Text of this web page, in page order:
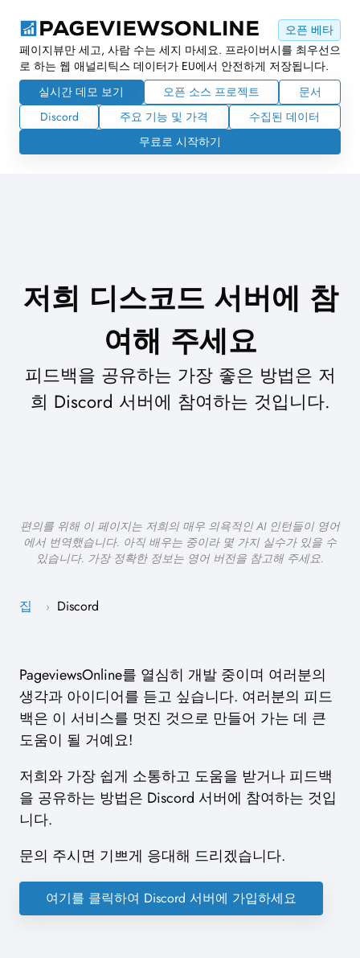
오픈 베타
페이지뷰만 세고, 사람 수는 세지 마세요. 프라이버시를 최우선으
로 하는 웹 애널리틱스 데이터가 EU에서 안전하게 저장됩니다.
실시간 데모 보기
오픈 소스 프로젝트
문서
Discord
주요 기능 및 가격
수집된 데이터
무료로 시작하기
저희 디스코드 서버에 참
여해 주세요
피드백을 공유하는 가장 좋은 방법은 저
희 Discord 서버에 참여하는 것입니다.
편의를 위해 이 페이지는 저희의 매우 의욕적인 AI 인턴들이 영어
에서 번역했습니다. 아직 배우는 중이라 몇 가지 실수가 있을 수
있습니다. 가장 정확한 정보는 영어 버전을 참고해 주세요.
집 › Discord
PageviewsOnline를 열심히 개발 중이며 여러분의
생각과 아이디어를 듣고 싶습니다. 여러분의 피드
백은 이 서비스를 멋진 것으로 만들어 가는 데 큰
도움이 될 거예요!
저희와 가장 쉽게 소통하고 도움을 받거나 피드백
을 공유하는 방법은 Discord 서버에 참여하는 것입
니다.
문의 주시면 기쁘게 응대해 드리겠습니다.
여기를 클릭하여 Discord 서버에 가입하세요